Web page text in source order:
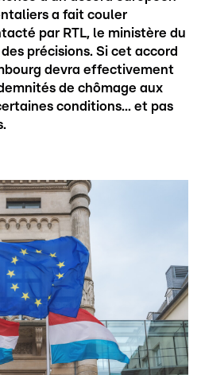
a fait couler
par RTL, le ministère du
précisions. Si cet accord
devra effectivement
de chômage aux
conditions... et pas